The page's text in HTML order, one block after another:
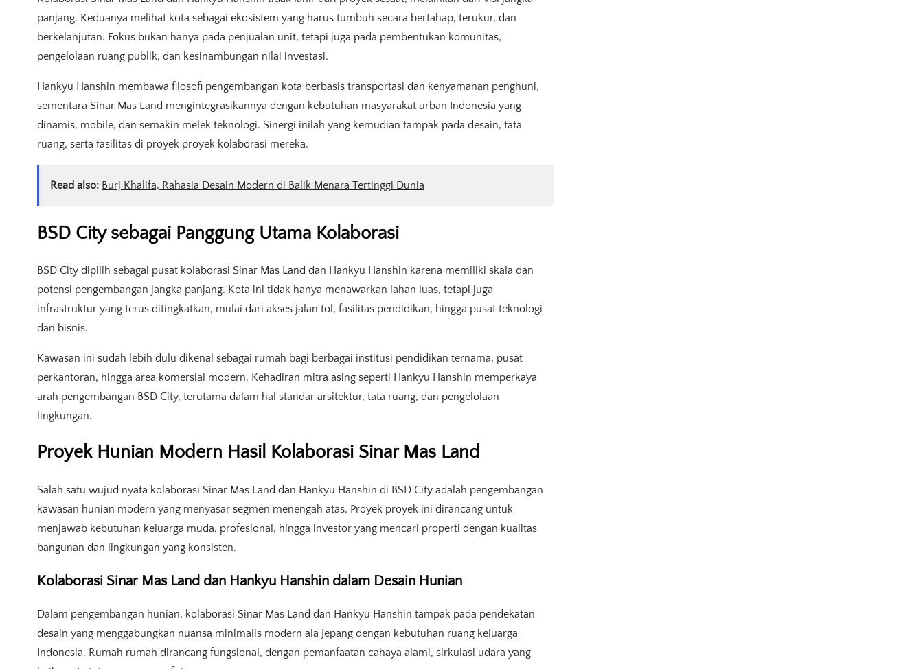
panjang. Keduanya melihat kota sebagai ekosistem yang harus tumbuh secara bertahap, terukur, dan
berkelanjutan. Fokus bukan hanya pada penjualan unit, tetapi juga pada pembentukan komunitas,
pengelolaan ruang publik, dan kesinambungan nilai investasi.
Hankyu Hanshin membawa filosofi pengembangan kota berbasis transportasi dan kenyamanan penghuni,
sementara Sinar Mas Land mengintegrasikannya dengan kebutuhan masyarakat urban Indonesia yang
dinamis, mobile, dan semakin melek teknologi. Sinergi inilah yang kemudian tampak pada desain, tata
ruang, serta fasilitas di proyek proyek kolaborasi mereka.
Read also: Burj Khalifa, Rahasia Desain Modern di Balik Menara Tertinggi Dunia
BSD City sebagai Panggung Utama Kolaborasi
BSD City dipilih sebagai pusat kolaborasi Sinar Mas Land dan Hankyu Hanshin karena memiliki skala dan
potensi pengembangan jangka panjang. Kota ini tidak hanya menawarkan lahan luas, tetapi juga
infrastruktur yang terus ditingkatkan, mulai dari akses jalan tol, fasilitas pendidikan, hingga pusat teknologi
dan bisnis.
Kawasan ini sudah lebih dulu dikenal sebagai rumah bagi berbagai institusi pendidikan ternama, pusat
perkantoran, hingga area komersial modern. Kehadiran mitra asing seperti Hankyu Hanshin memperkaya
arah pengembangan BSD City, terutama dalam hal standar arsitektur, tata ruang, dan pengelolaan
lingkungan.
Proyek Hunian Modern Hasil Kolaborasi Sinar Mas Land
Salah satu wujud nyata kolaborasi Sinar Mas Land dan Hankyu Hanshin di BSD City adalah pengembangan
kawasan hunian modern yang menyasar segmen menengah atas. Proyek proyek ini dirancang untuk
menjawab kebutuhan keluarga muda, profesional, hingga investor yang mencari properti dengan kualitas
bangunan dan lingkungan yang konsisten.
Kolaborasi Sinar Mas Land dan Hankyu Hanshin dalam Desain Hunian
Dalam pengembangan hunian, kolaborasi Sinar Mas Land dan Hankyu Hanshin tampak pada pendekatan
desain yang menggabungkan nuansa minimalis modern ala Jepang dengan kebutuhan ruang keluarga
Indonesia. Rumah rumah dirancang fungsional, dengan pemanfaatan cahaya alami, sirkulasi udara yang